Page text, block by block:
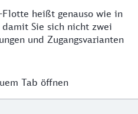
heißt genauso wie in
Sie sich nicht zwei
und Zugangsvarianten
Tab öffnen